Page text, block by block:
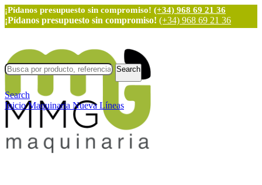
¡Pídanos presupuesto sin compromiso! (+34) 968 69 21 36
¡Pídanos presupuesto sin compromiso! (+34) 968 69 21 36
Search
Search
InicioMaquinaria NuevaLíneas